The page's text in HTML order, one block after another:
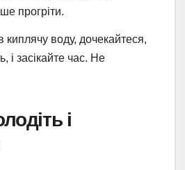
прогріти.
киплячу воду, дочекайтеся,
і засікайте час. Не
і